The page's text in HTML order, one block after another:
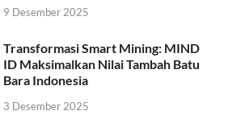
9 Desember 2025
Transformasi Smart Mining: MIND
ID Maksimalkan Nilai Tambah Batu
Bara Indonesia
3 Desember 2025